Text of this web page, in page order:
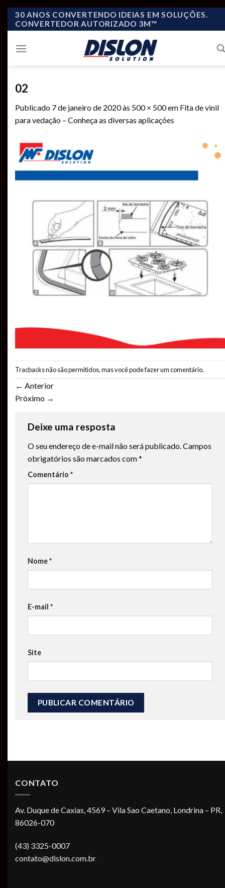
Skip
30 ANOS CONVERTENDO IDEIAS EM SOLUÇÕES.
CONVERTEDOR AUTORIZADO 3M™
02
Publicado 7 de janeiro de 2020às 500 × 500em Fita de vinil
para vedação – Conheça as diversas aplicações
Tracbacks não são permitidos, mas você podefazer um comentário.
← Anterior
Próximo →
Deixe uma resposta
O seu endereço de e-mail não será publicado.Campos
obrigatórios são marcados com*
Comentário *
Nome*
E-mail *
Site
CONTATO
Av. Duque de Caxias, 4569 – Vila Sao Caetano, Londrina – PR,
86026-070
(43) 3325-0007
contato@dislon.com.br